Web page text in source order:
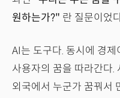
원하는가?" 란 질문이었
AI는 도구다. 동시에 경
사용자의 꿈을 따라간다.
외국에서 누군가 꿈꿔서